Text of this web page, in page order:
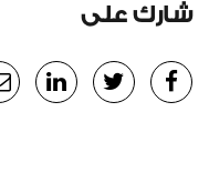
شارك على